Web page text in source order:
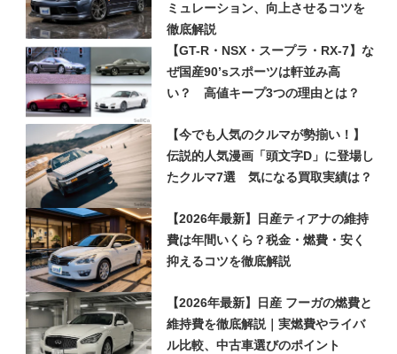
ミュレーション、向上させるコツを
徹底解説
【GT-R・NSX・スープラ・RX-7】な
ぜ国産90’sスポーツは軒並み高
い？ 高値キープ3つの理由とは？
【今でも人気のクルマが勢揃い！】
伝説的人気漫画「頭文字D」に登場し
たクルマ7選 気になる買取実績は？
【2026年最新】日産ティアナの維持
費は年間いくら？税金・燃費・安く
抑えるコツを徹底解説
【2026年最新】日産 フーガの燃費と
維持費を徹底解説｜実燃費やライバ
ル比較、中古車選びのポイント